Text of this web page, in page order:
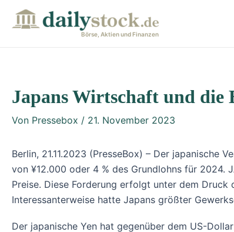
Inhalt
Börse, Aktien und Finanzen
Japans Wirtschaft und die
Von Pressebox / 21. November 2023
Berlin, 21.11.2023 (PresseBox) – Der
von ¥12.000 oder 4 % des Grundlohns für 2024.
Preise. Diese Forderung erfolgt unter dem
Interessanterweise hatte Japans größter
Der japanische Yen hat gegenüber dem US-
navigation